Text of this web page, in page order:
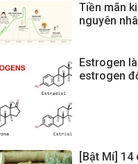
Tiền mãn
nguyên
Estrogen
estrogen
[Bật Mí] 14